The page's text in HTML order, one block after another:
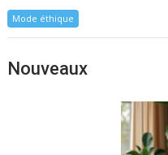
Mode éthique
Nouveaux